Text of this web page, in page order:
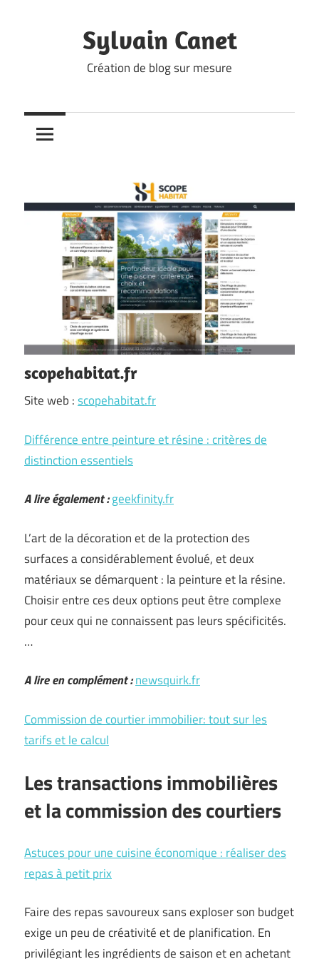
Sylvain Canet
Création de blog sur mesure
scopehabitat.fr
Site web :scopehabitat.fr
Différence entre peinture et résine : critères de
distinction essentiels
A lire également :geekfinity.fr
L’art de la décoration et de la protection des
surfaces a considérablement évolué, et deux
matériaux se démarquent : la peinture et la résine.
Choisir entre ces deux options peut être complexe
pour ceux qui ne connaissent pas leurs spécificités.
…
A lire en complément :newsquirk.fr
Commission de courtier immobilier: tout sur les
tarifs et le calcul
Les transactions immobilières
et la commission des courtiers
Astuces pour une cuisine économique : réaliser des
repas à petit prix
Faire des repas savoureux sans exploser son budget
exige un peu de créativité et de planification. En
privilégiant les ingrédients de saison et en achetant